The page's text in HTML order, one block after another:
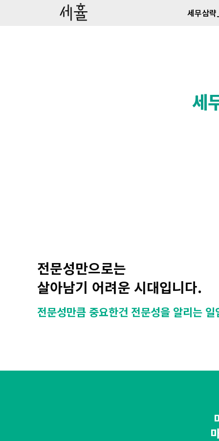
세무삼
세
전문성만으로는
살아남기 어려운 시대입니다.
전문성만큼 중요한건 전문성을 알리는